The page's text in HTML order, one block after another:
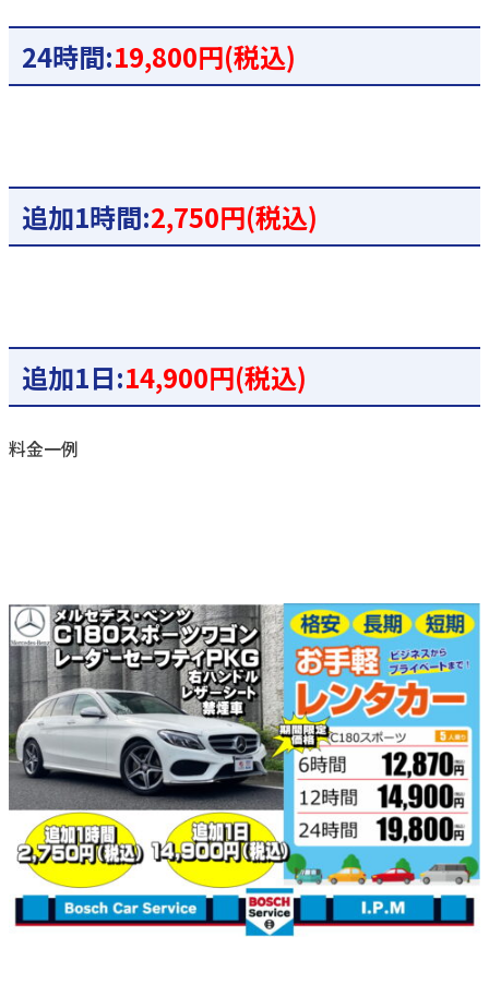
24時間:19,800円(税込)
追加1時間:2,750円(税込)
追加1日:14,900円(税込)
料金一例